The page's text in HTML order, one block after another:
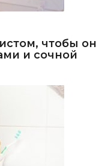
чтобы он
и сочной